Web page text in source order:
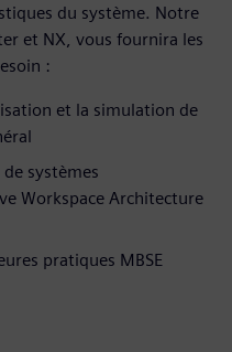
du système. Notre
et NX, vous fournira les
:
et la simulation de
systèmes
Workspace Architecture
pratiques MBSE